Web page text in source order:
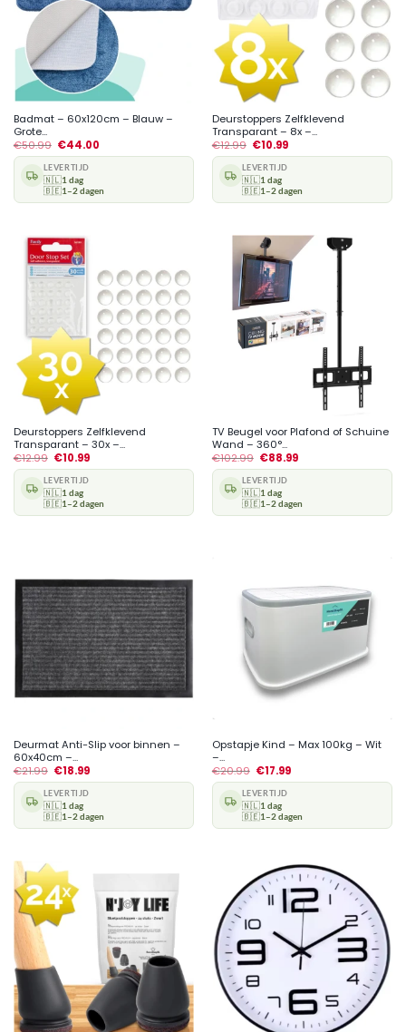
Badmat – 60x120cm – Blauw –
Grote...
€50.99 €44.00
LEVERTIJD
🇳🇱1 dag
🇧🇪1–2 dagen
Deurstoppers Zelfklevend
Transparant – 8x –...
€12.99 €10.99
LEVERTIJD
🇳🇱1 dag
🇧🇪1–2 dagen
Deurstoppers Zelfklevend
Transparant – 30x –...
€12.99 €10.99
LEVERTIJD
🇳🇱1 dag
🇧🇪1–2 dagen
TV Beugel voor Plafond of Schuine
Wand – 360°...
€102.99 €88.99
LEVERTIJD
🇳🇱1 dag
🇧🇪1–2 dagen
Deurmat Anti-Slip voor binnen –
60x40cm –...
€21.99 €18.99
LEVERTIJD
🇳🇱1 dag
🇧🇪1–2 dagen
Opstapje Kind – Max 100kg – Wit
–...
€20.99 €17.99
LEVERTIJD
🇳🇱1 dag
🇧🇪1–2 dagen